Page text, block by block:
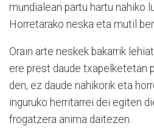
mundialean partu hartu nahiko
Horretarako neska eta mutil
Orain arte neskek bakarrik
ere prest daude txapelketetan
den, ez daude nahikorik eta
inguruko herritarrei dei egiten
frogatzera anima daitezen.